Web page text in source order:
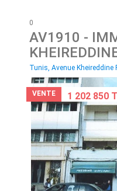
0
AV1910 -
Tunis, Avenue Kheireddine
VENTE 1 202 850